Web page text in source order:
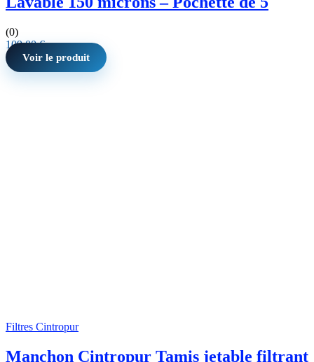
(0)
109,00€
Voir le produit
Filtres Cintropur
Manchon Cintropur Tamis jetable filtrant